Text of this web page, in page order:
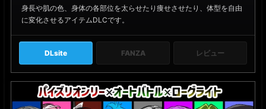
身長や肌の色、身体の各部位を太らせたり痩せさせたり、体型を自由
に変化させるアイテムDLCです。
DLsite FANZA レビュー